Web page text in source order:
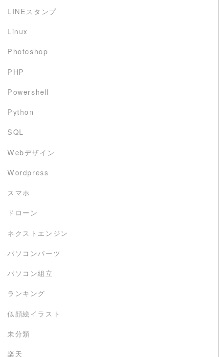
LINEスタンプ
Linux
Photoshop
PHP
Powershell
Python
SQL
Webデザイン
Wordpress
スマホ
ドローン
ネクストエンジン
パソコンパーツ
パソコン組立
ランキング
似顔絵イラスト
未分類
楽天